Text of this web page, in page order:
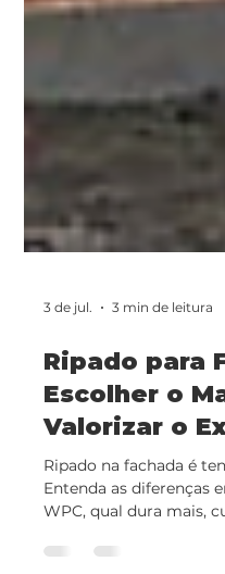
3 de jul. 3 min de leitura
Ripado para
Escolher o